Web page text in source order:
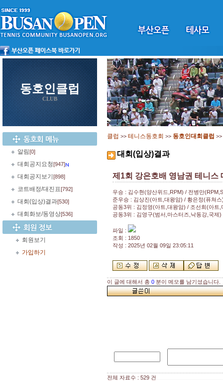
동호인클럽
CLUB
알림[0]
대회공지요청[947]
대회공지보기 [898]
코트배정/대진표[792]
대회(입상)결과[530]
대회화보/동영상[536]
회원보기
가입하기
클럽 >> 테니스동호회 >> 동호인대회클럽 >>
대회(입상)결과
제1회 강은호배 영남권 테니스
우승 : 김수현(양산위드,RPM) / 전병만
준우승 : 김상진(아트,대왕암) / 황은정(퓨쳐스
공동3위 : 김정영(아트,대왕암) / 조선희(아트,
공동3위 : 김영구(범서,마스터즈,낙동강,국제
파일 :
조회 : 1850
작성 : 2025년 02월 09일 23:05:11
이 글에 대해서 총 0 분이 메모를 남기셨습니다.
전체 자료수 : 529 건